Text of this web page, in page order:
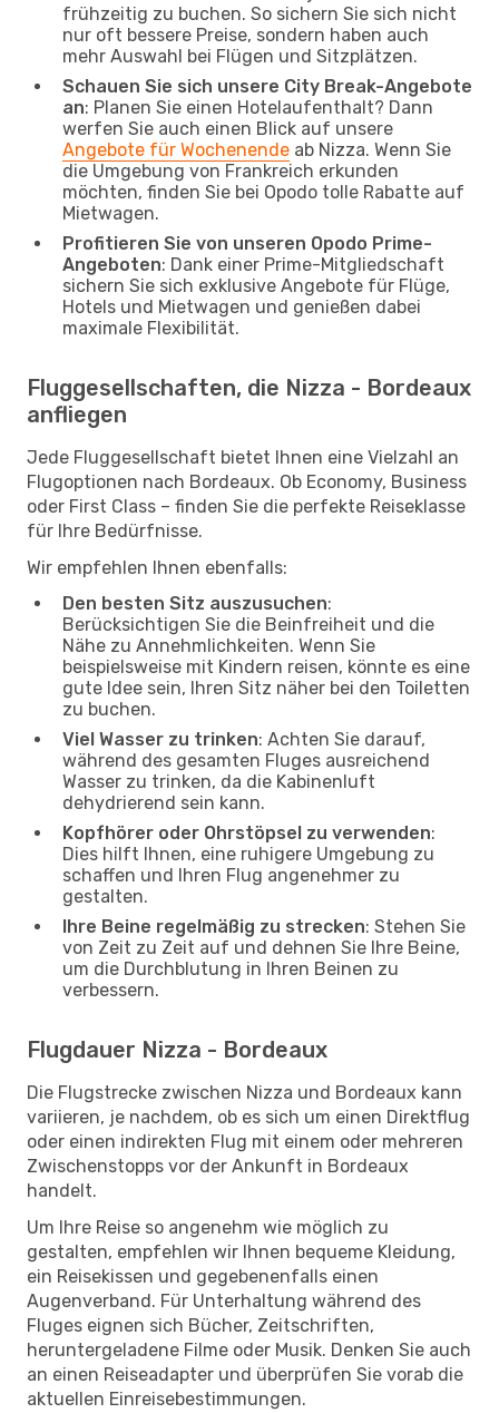
frühzeitig zu buchen. So sichern Sie sich nicht
nur oft bessere Preise, sondern haben auch
mehr Auswahl bei Flügen und Sitzplätzen.
Schauen Sie sich unsere City Break-Angebote
an: Planen Sie einen Hotelaufenthalt? Dann
werfen Sie auch einen Blick auf unsere
Angebote für Wochenende ab Nizza. Wenn Sie
die Umgebung von Frankreich erkunden
möchten, finden Sie bei Opodo tolle Rabatte auf
Mietwagen.
Profitieren Sie von unseren Opodo Prime-
Angeboten: Dank einer Prime-Mitgliedschaft
sichern Sie sich exklusive Angebote für Flüge,
Hotels und Mietwagen und genießen dabei
maximale Flexibilität.
Fluggesellschaften, die Nizza - Bordeaux
anfliegen
Jede Fluggesellschaft bietet Ihnen eine Vielzahl an
Flugoptionen nach Bordeaux. Ob Economy, Business
oder First Class – finden Sie die perfekte Reiseklasse
für Ihre Bedürfnisse.
Wir empfehlen Ihnen ebenfalls:
Den besten Sitz auszusuchen:
Berücksichtigen Sie die Beinfreiheit und die
Nähe zu Annehmlichkeiten. Wenn Sie
beispielsweise mit Kindern reisen, könnte es eine
gute Idee sein, Ihren Sitz näher bei den Toiletten
zu buchen.
Viel Wasser zu trinken: Achten Sie darauf,
während des gesamten Fluges ausreichend
Wasser zu trinken, da die Kabinenluft
dehydrierend sein kann.
Kopfhörer oder Ohrstöpsel zu verwenden:
Dies hilft Ihnen, eine ruhigere Umgebung zu
schaffen und Ihren Flug angenehmer zu
gestalten.
Ihre Beine regelmäßig zu strecken: Stehen Sie
von Zeit zu Zeit auf und dehnen Sie Ihre Beine,
um die Durchblutung in Ihren Beinen zu
verbessern.
Flugdauer Nizza - Bordeaux
Die Flugstrecke zwischen Nizza und Bordeaux kann
variieren, je nachdem, ob es sich um einen Direktflug
oder einen indirekten Flug mit einem oder mehreren
Zwischenstopps vor der Ankunft in Bordeaux
handelt.
Um Ihre Reise so angenehm wie möglich zu
gestalten, empfehlen wir Ihnen bequeme Kleidung,
ein Reisekissen und gegebenenfalls einen
Augenverband. Für Unterhaltung während des
Fluges eignen sich Bücher, Zeitschriften,
heruntergeladene Filme oder Musik. Denken Sie auch
an einen Reiseadapter und überprüfen Sie vorab die
aktuellen Einreisebestimmungen.